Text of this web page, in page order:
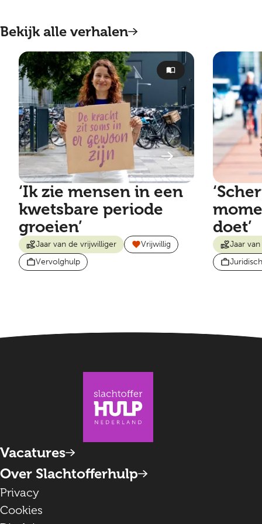
Dat kun je inzetten voor professionele
ontwikkeling.
Bekijk alle verhalen
‘Ik zie mensen in een
kwetsbare periode
groeien’
Jaar van de vrijwilliger
Vrijwillig
Vervolghulp
doet’
Jaar
Vacatures
Over Slachtofferhulp
Privacy
Cookies